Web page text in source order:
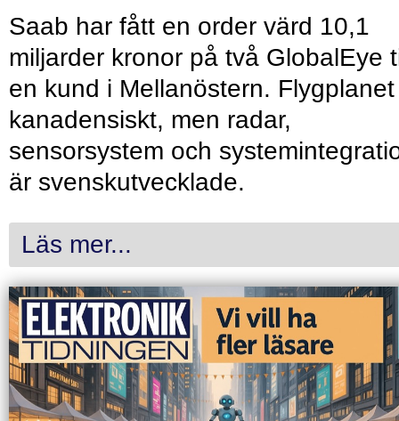
Saab har fått en order värd 10,1
miljarder kronor på två GlobalEye
en kund i Mellanöstern.
kanadensiskt, men radar,
sensorsystem och
är svenskutvecklade.
Läs mer...